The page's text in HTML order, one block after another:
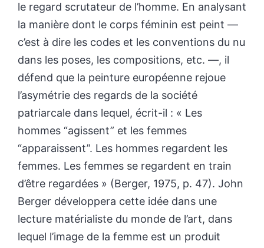
le regard scrutateur de l’homme. En analysant
la manière dont le corps féminin est peint —
c’est à dire les codes et les conventions du nu
dans les poses, les compositions, etc. —, il
défend que la peinture européenne rejoue
l’asymétrie des regards de la société
patriarcale dans lequel, écrit-il : « Les
hommes “agissent” et les femmes
“apparaissent”. Les hommes regardent les
femmes. Les femmes se regardent en train
d’être regardées » (Berger, 1975, p. 47). John
Berger développera cette idée dans une
lecture matérialiste du monde de l’art, dans
lequel l’image de la femme est un produit